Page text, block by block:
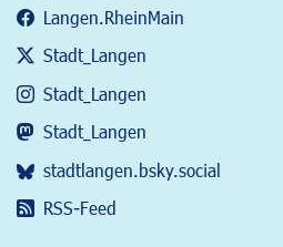
Langen.RheinMain
Stadt_Langen
Stadt_Langen
Stadt_Langen
stadtlangen.bsky.social
RSS-Feed